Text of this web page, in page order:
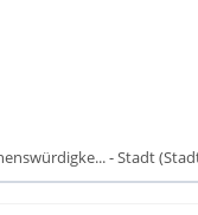
- Stadt